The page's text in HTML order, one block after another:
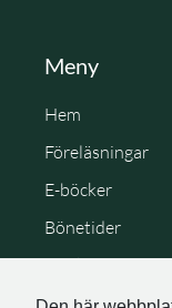
Meny
Hem
Föreläsningar
E-böcker
Bönetider
Cookie Policy